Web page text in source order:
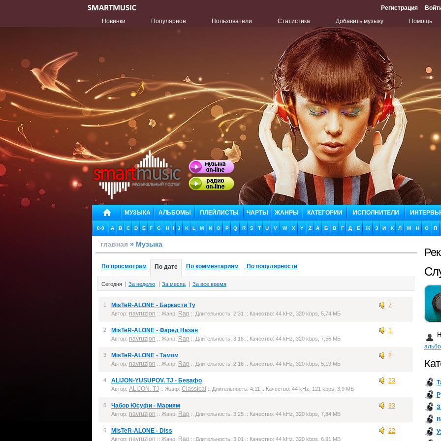
Регистрация
Новинки
Популярное Пользователи Статистика Добавить музыку Помощь
МУЗЫКА АЛЬБОМЫ ПЛЕЙЛИСТЫ ЧАРТЫ ЖАНРЫ КАТЕГОРИИ ИСПОЛНИТЕЛИ
0-9 A B C D E F G H I J K L M N O P Q R S T U V W X Y Z А Б В Г Д Е Ж З И К Л М Н О П
главная » Музыка
По просмотрам По дате По комментариям По популярности
Сегодня За неделю За месяц За все время
7
1 MisTeR-ALONE - Баркасти Ту
Автор: navruzjon :: Жанр: Rap :: Длительность: 2:31 :: Качество: 44 kHz, 320 kbps, 5,74 МБ
1
2 MisTeR-ALONE - Фаред Назан
Автор: navruzjon :: Жанр: Rap :: Длительность: 3:18 :: Качество: 44 kHz, 320 kbps, 7,56 МБ
2
3 MisTeR-ALONE - Тамом
Автор: navruzjon :: Жанр: Rap :: Длительность: 2:16 :: Качество: 44 kHz, 320 kbps, 5,19 МБ
23
4 ALIJON-YUSUPOV. TJ - Бевафо
Автор: ALIJON. TJ :: Жанр: Classical :: Длительность: 4:11 :: Качество: 44 kHz, 121 kbps, 3,9 МБ
33
5 Чабор Юсуфи - Мариям
Автор: navruzjon :: Жанр: Rap :: Длительность: 3:25 :: Качество: 44 kHz, 320 kbps, 7,84 МБ
22
6 MisTeR-ALONE - Diss
Автор: navruzjon :: Жанр: Rap :: Длительность: 3:01 :: Качество: 44 kHz, 320 kbps, 6,91 МБ